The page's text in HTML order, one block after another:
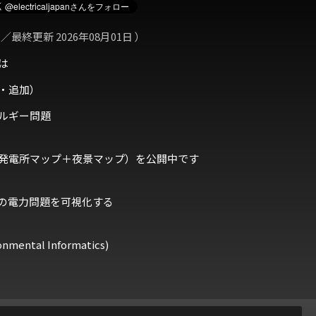
最終更新 2026年08月01日 ）
加）
ギー問題
電所マップ＋夜景マップ）を公開中です
電力問題を可視化する
Informatics)